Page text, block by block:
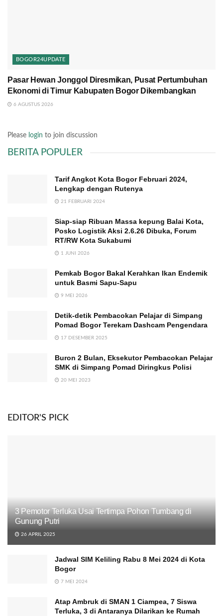
BOGOR24UPDATE
Pasar Hewan Jonggol Diresmikan, Pusat Pertumbuhan
Ekonomi di Timur Kabupaten Bogor Dikembangkan
6 AGUSTUS 2026
Please login to join discussion
BERITA POPULER
Tarif Angkot Kota Bogor Februari 2024,
Lengkap dengan Rutenya
21 FEBRUARI 2024
Siap-siap Ribuan Massa kepung Balai Kota,
Posko Logistik Aksi 2.6.26 Dibuka, Forum
RT/RW Kota Sukabumi
1 JUNI 2026
Pemkab Bogor Bakal Kerahkan Ikan Endemik
untuk Basmi Sapu-Sapu
9 MEI 2026
Detik-detik Pembacokan Pelajar di Simpang
Pomad Bogor Terekam Dashcam Pengendara
17 DESEMBER 2025
Buron 2 Bulan, Eksekutor Pembacokan Pelajar
SMK di Simpang Pomad Diringkus Polisi
20 MEI 2023
EDITOR'S PICK
3 Pemotor Terluka Usai Tertimpa Pohon Tumbang di
Gunung Putri
26 APRIL 2025
Jadwal SIM Keliling Rabu 8 Mei 2024 di Kota
Bogor
7 MEI 2024
Atap Ambruk di SMAN 1 Ciampea, 7 Siswa
Terluka, 3 di Antaranya Dilarikan ke Rumah